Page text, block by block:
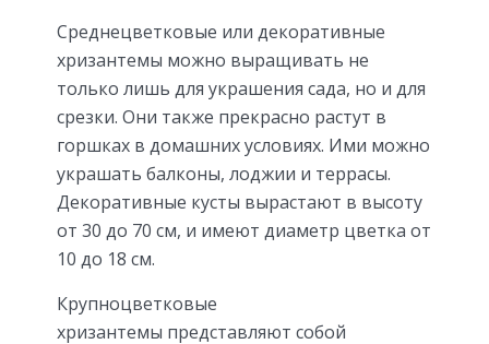
Среднецветковые или декоративные
хризантемы можно выращивать не
только лишь для украшения сада, но и для
срезки. Они также прекрасно растут в
горшках в домашних условиях. Ими можно
украшать балконы, лоджии и террасы.
Декоративные кусты вырастают в высоту
от 30 до 70 см, и имеют диаметр цветка от
10 до 18 см.
Крупноцветковые
хризантемы представляют собой